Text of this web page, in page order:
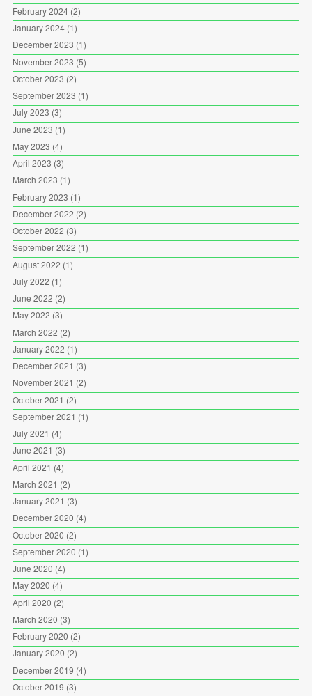
February 2024(2)
January 2024(1)
December 2023 (1)
November 2023 (5)
October 2023 (2)
September 2023 (1)
July 2023 (3)
June 2023 (1)
May 2023 (4)
April 2023 (3)
March 2023 (1)
February 2023 (1)
December 2022 (2)
October 2022 (3)
September 2022 (1)
August 2022 (1)
July 2022 (1)
June 2022 (2)
May 2022 (3)
March 2022 (2)
January 2022 (1)
December 2021 (3)
November 2021 (2)
October 2021 (2)
September 2021 (1)
July 2021 (4)
June 2021 (3)
April 2021 (4)
March 2021 (2)
January 2021 (3)
December 2020 (4)
October 2020 (2)
September 2020 (1)
June 2020 (4)
May 2020 (4)
April 2020 (2)
March 2020 (3)
February 2020 (2)
January 2020 (2)
December 2019 (4)
October 2019 (3)